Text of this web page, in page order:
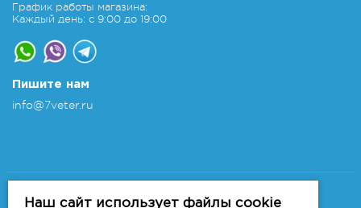
График работы магазина:
Каждый день: с 9:00 до 19:00
Пишите нам
info@7veter.ru
Интернет-магазин "На Семи Ветрах". Все права
Наш сайт использует файлы cookie